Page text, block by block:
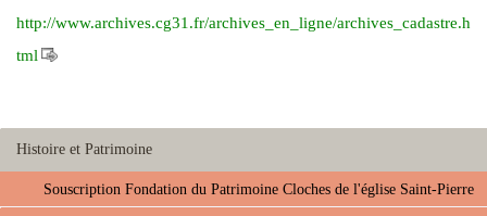
http://www.archives.cg31.fr/archives_en_ligne/archives_cadastre.h
tml
Histoire et Patrimoine
Souscription Fondation du Patrimoine Cloches de l'église Saint-Pierre